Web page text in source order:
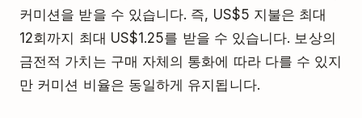
커미션을 받을 수 있습니다. 즉, US$5 지불은 최대
12회까지 최대 US$1.25를 받을 수 있습니다. 보상의
금전적 가치는 구매 자체의 통화에 따라 다를 수 있지
만 커미션 비율은 동일하게 유지됩니다.